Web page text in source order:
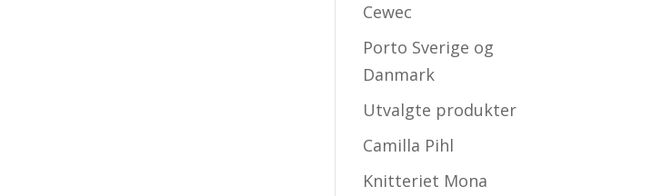
Cewec
Porto Sverige og
Danmark
Utvalgte produkter
Camilla Pihl
Knitteriet Mona